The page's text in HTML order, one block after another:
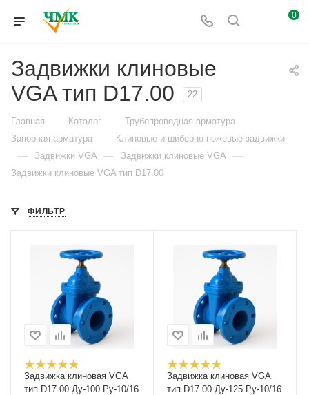
0
Задвижки клиновые
VGA тип D17.00
22
Главная — Каталог — Трубопроводная арматура —
Запорная арматура — Клиновые и шиберно-ножевые задвижки
— Задвижки VGA — Задвижки клиновые VGA —
Задвижки клиновые VGA тип D17.00
ФИЛЬТР
Задвижка клиновая VGA
тип D17.00 Ду-100 Ру-10/16
Задвижка клиновая VGA
тип D17.00 Ду-125 Ру-10/16